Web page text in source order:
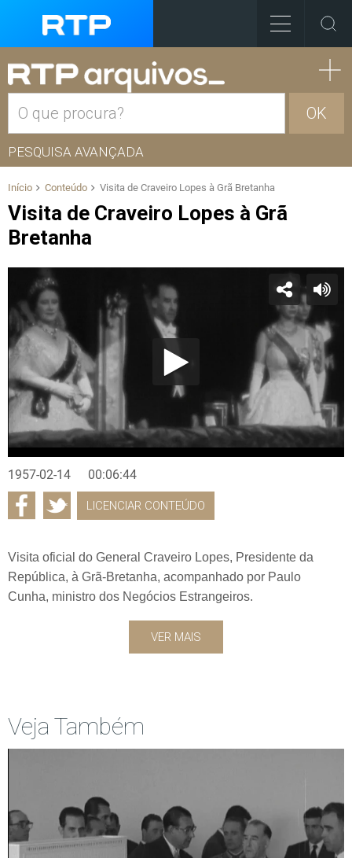
OK
PESQUISA AVANÇADA
Início Conteúdo Visita de Craveiro Lopes à Grã Bretanha
Visita de Craveiro Lopes à Grã
Bretanha
1957-02-14 00:06:44
LICENCIAR CONTEÚDO
Visita oficial do General Craveiro Lopes, Presidente da
República, à Grã-Bretanha, acompanhado por Paulo
Cunha, ministro dos Negócios Estrangeiros.
VER MAIS
Veja Também